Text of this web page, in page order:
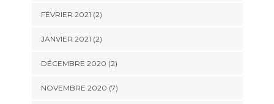
FÉVRIER 2021 (2)
JANVIER 2021 (2)
DÉCEMBRE 2020 (2)
NOVEMBRE 2020 (7)